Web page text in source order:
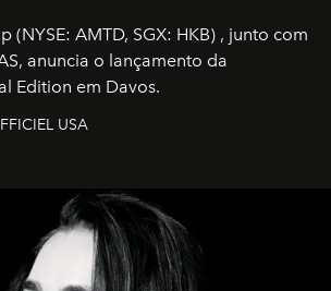
(NYSE: AMTD, SGX: HKB) , junto com
anuncia o lançamento da
Edition em Davos.
USA